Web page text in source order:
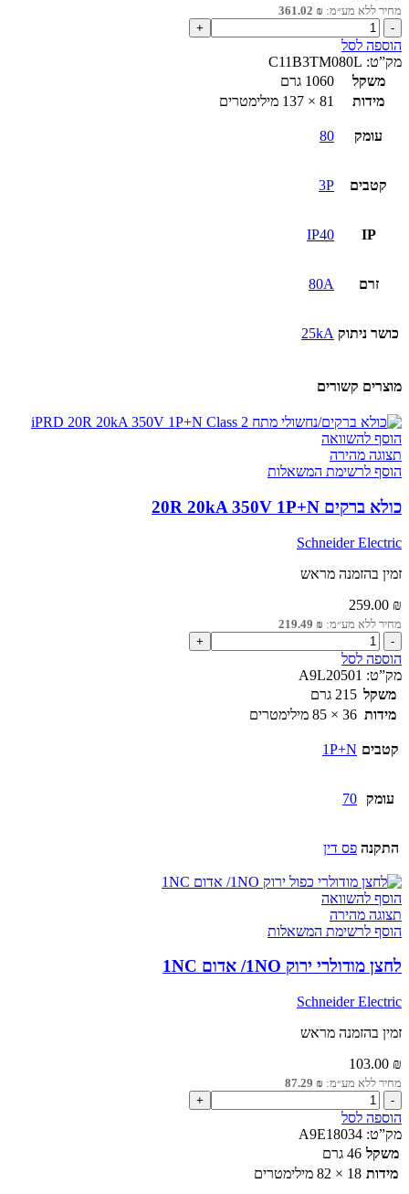
מחיר ללא מע״מ: 361.02 ₪
כמות
של
מפסק
יצוק
קומפקטי
NSXm
25kA
טרמית
הוספה לסל
מק”ט: C11B3TM080L
משקל
1060 גרם
מידות
81 × 137 מילימטרים
עומק 80
קטבים 3P
IP
IP40
זרם 80A
כושר ניתוק 25kA
מוצרים קשורים
הוסף להשוואה
תצוגה מהירה
הוסף לרשימת המשאלות
כולא ברקים 20R 20kA 350V 1P+N
Schneider Electric
זמין בהזמנה מראש
259.00 ₪
מחיר ללא מע״מ: 219.49 ₪
כמות
של
כולא
ברקים
20R
20kA
1P+N
הוספה לסל
מק”ט: A9L20501
משקל 215 גרם
מידות 36 × 85 מילימטרים
קטבים 1P+N
עומק 70
התקנה פס דין
הוסף להשוואה
תצוגה מהירה
הוסף לרשימת המשאלות
לחצן מודולרי ירוק 1NO/ אדום 1NC
Schneider Electric
זמין בהזמנה מראש
103.00 ₪
מחיר ללא מע״מ: 87.29 ₪
כמות
של
לחצן
מודולרי
ירוק
1NO/
הוספה לסל
מק”ט: A9E18034
משקל 46 גרם
מידות 18 × 82 מילימטרים